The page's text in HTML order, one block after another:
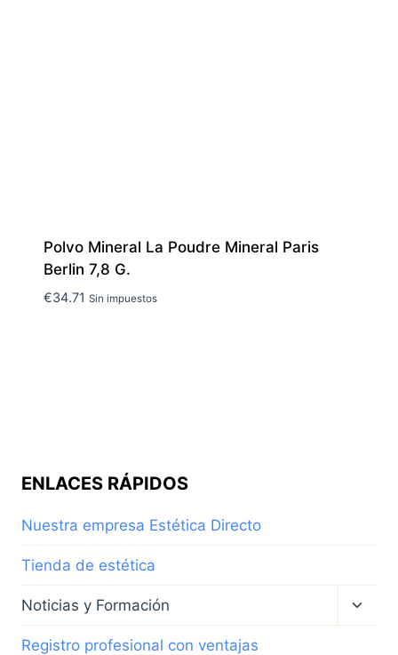
Polvo Mineral La Poudre Mineral Paris
Berlin 7,8 G.
€34.71 Sin impuestos
ENLACES RÁPIDOS
Nuestra empresa Estética Directo
Tienda de estética
Noticias y Formación
menú
Registro profesional con ventajas